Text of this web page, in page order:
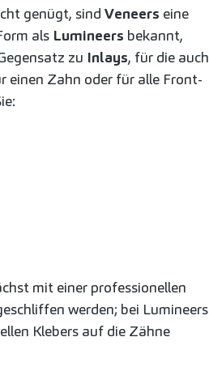
genügt, sind Veneers eine
als Lumineers bekannt,
zu Inlays, für die auch
einen Zahn oder für alle Front-
mit einer professionellen
werden; bei Lumineers
Klebers auf die Zähne